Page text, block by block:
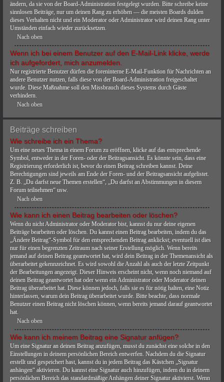
ändern, da sie von der Board-Administration festgelegt wurden. Bitte schreibe keine
sinnlosen Beiträge, nur um deinen Rang zu erhöhen — die meisten Boards dulden
dieses Verhalten nicht und ein Moderator oder Administrator wird deinen Rang unter
Umständen einfach wieder zurücksetzen.
Nach oben
Wenn ich bei einem Benutzer auf den E-Mail-Link klicke, werde
ich aufgefordert, mich anzumelden.
Nur registrierte Benutzer dürfen die foreninterne E-Mail-Funktion für Nachrichten an
andere Benutzer nutzen, falls diese von der Board-Administration freigeschaltet
wurde. Diese Maßnahme soll den Missbrauch dieses Systems durch Gäste
verhindern.
Nach oben
Beiträge schreiben
Wie schreibe ich ein Thema?
Um eine neues Thema in einem Forum zu eröffnen, klicke auf das entsprechende
Symbol, entweder in der Foren- oder der Beitragsansicht. Es könnte sein, dass eine
Registrierung erforderlich ist, bevor du einen Beitrag schreiben kannst. Deine
Berechtigungen sind jeweils am Ende der Foren- und der Beitragsansicht aufgelistet.
Z. B. „Du darfst neue Themen erstellen“, „Du darfst an Abstimmungen in diesem
Forum teilnehmen“ usw.
Nach oben
Wie kann ich einen Beitrag bearbeiten oder löschen?
Wenn du nicht Administrator oder Moderator bist, kannst du nur deine eigenen
Beiträge bearbeiten oder löschen. Du kannst einen Beitrag bearbeiten, indem du das
„Ändere Beitrag“-Symbol für den entsprechenden Beitrag anklickst; eventuell ist dies
nur für einen begrenzten Zeitraum nach seiner Erstellung möglich. Wenn bereits
jemand auf deinen Beitrag geantwortet hat, wird dein Beitrag in der Themenansicht als
überarbeitet gekennzeichnet. Es wird sowohl die Anzahl als auch der letzte Zeitpunkt
der Bearbeitungen angezeigt. Dieser Hinweis erscheint nicht, wenn noch niemand auf
deinen Beitrag geantwortet hat oder wenn ein Administrator oder Moderator deinen
Beitrag überarbeitet hat. Diese können jedoch, falls sie es für nötig halten, eine Notiz
hinterlassen, warum dein Beitrag überarbeitet wurde. Bitte beachte, dass normale
Benutzer einen Beitrag nicht löschen können, wenn bereits jemand darauf geantwortet
hat.
Nach oben
Wie kann ich meinem Beitrag eine Signatur anfügen?
Um eine Signatur an deinen Beitrag anzufügen, musst du zunächst eine solche in den
Einstellungen in deinem persönlichen Bereich entwerfen. Nachdem du die Signatur
erstellt und gespeichert hast, kannst du in jedem Beitrag das Kästchen „Signatur
anhängen“ aktivieren. Du kannst eine Signatur auch hinzufügen, indem du in deinem
persönlichen Bereich das standardmäßige Anhängen deiner Signatur aktivierst. Wenn